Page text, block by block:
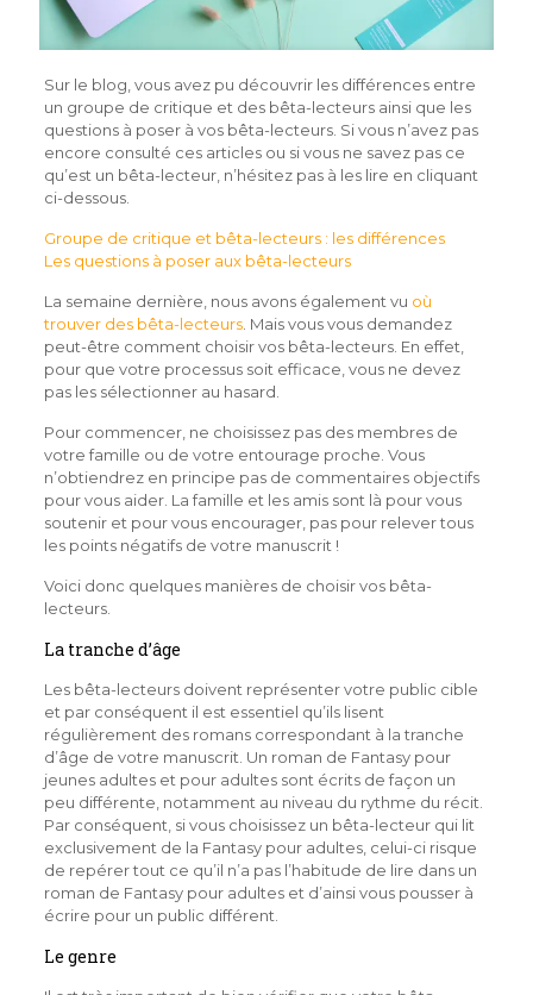
Sur le blog, vous avez pu découvrir les différences entre
un groupe de critique et des bêta-lecteurs ainsi que les
questions à poser à vos bêta-lecteurs. Si vous n’avez pas
encore consulté ces articles ou si vous ne savez pas ce
qu’est un bêta-lecteur, n’hésitez pas à les lire en cliquant
ci-dessous.
Groupe de critique et bêta-lecteurs : les différences
Les questions à poser aux bêta-lecteurs
La semaine dernière, nous avons également vu où
trouver des bêta-lecteurs. Mais vous vous demandez
peut-être comment choisir vos bêta-lecteurs. En effet,
pour que votre processus soit efficace, vous ne devez
pas les sélectionner au hasard.
Pour commencer, ne choisissez pas des membres de
votre famille ou de votre entourage proche. Vous
n’obtiendrez en principe pas de commentaires objectifs
pour vous aider. La famille et les amis sont là pour vous
soutenir et pour vous encourager, pas pour relever tous
les points négatifs de votre manuscrit !
Voici donc quelques manières de choisir vos bêta-
lecteurs.
La tranche d’âge
Les bêta-lecteurs doivent représenter votre public cible
et par conséquent il est essentiel qu’ils lisent
régulièrement des romans correspondant à la tranche
d’âge de votre manuscrit. Un roman de Fantasy pour
jeunes adultes et pour adultes sont écrits de façon un
peu différente, notamment au niveau du rythme du récit.
Par conséquent, si vous choisissez un bêta-lecteur qui lit
exclusivement de la Fantasy pour adultes, celui-ci risque
de repérer tout ce qu’il n’a pas l’habitude de lire dans un
roman de Fantasy pour adultes et d’ainsi vous pousser à
écrire pour un public différent.
Le genre